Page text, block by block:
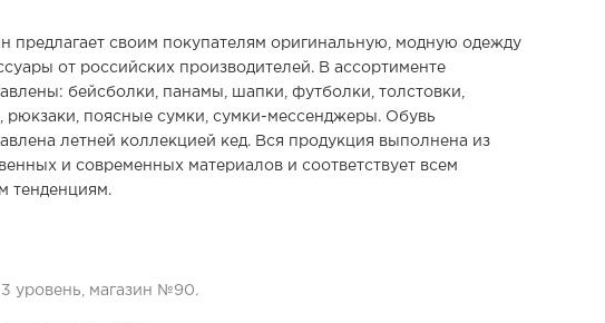
предлагает своим покупателям оригинальную, модную одежду
от российских производителей. В ассортименте
бейсболки, панамы, шапки, футболки, толстовки,
рюкзаки, поясные сумки, сумки-мессенджеры. Обувь
летней коллекцией кед. Вся продукция выполнена из
и современных материалов и соответствует всем
тенденциям.
3 уровень, магазин №90.